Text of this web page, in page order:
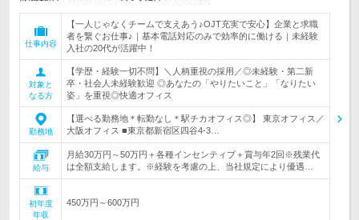
仕事内容
【一人じゃなくチームで支えあう♪OJT充実で安心】企業と求職
者を繋ぐお仕事♪｜基本電話対応のみで効率的に働ける｜未経験
入社の20代が活躍中！
対象と
なる方
【学歴・経験一切不問】＼人柄重視の採用／◎未経験・第二新
卒・社会人未経験歓迎 ◎あなたの「やりたいこと」「なりたい
姿」を重視◎快適オフィス
勤務地
【選べる勤務地＊転勤なし＊駅チカオフィス◎】 東京オフィス／
大阪オフィス ■東京都新宿区四谷4-3…
給与
月給30万円～50万円＋各種インセンティブ＋賞与年2回※残業代
は全額支給します。※経験を考慮の上、当社規定により優遇…
初年度
年収
450万円～600万円